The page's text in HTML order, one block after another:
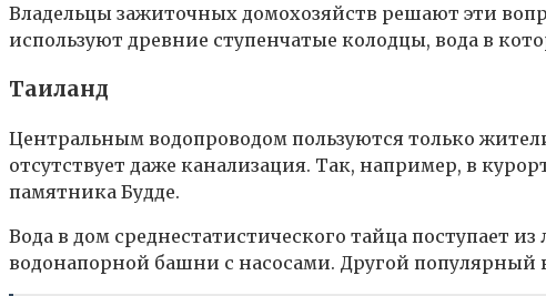
Владельцы зажиточных домохозяйств решают эти
используют древние ступенчатые колодцы, вода в
Таиланд
Центральным водопроводом пользуются только
отсутствует даже канализация. Так, например, в
памятника Будде.
Вода в дом среднестатистического тайца поступает
водонапорной башни с насосами. Другой популярный